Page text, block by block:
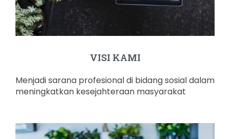
VISI KAMI
Menjadi sarana profesional di bidang sosial dalam
meningkatkan kesejahteraan masyarakat